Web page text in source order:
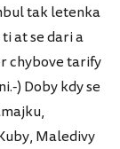
tak letenka
at se dari a
chybove tarify
) Doby kdy se
Maledivy